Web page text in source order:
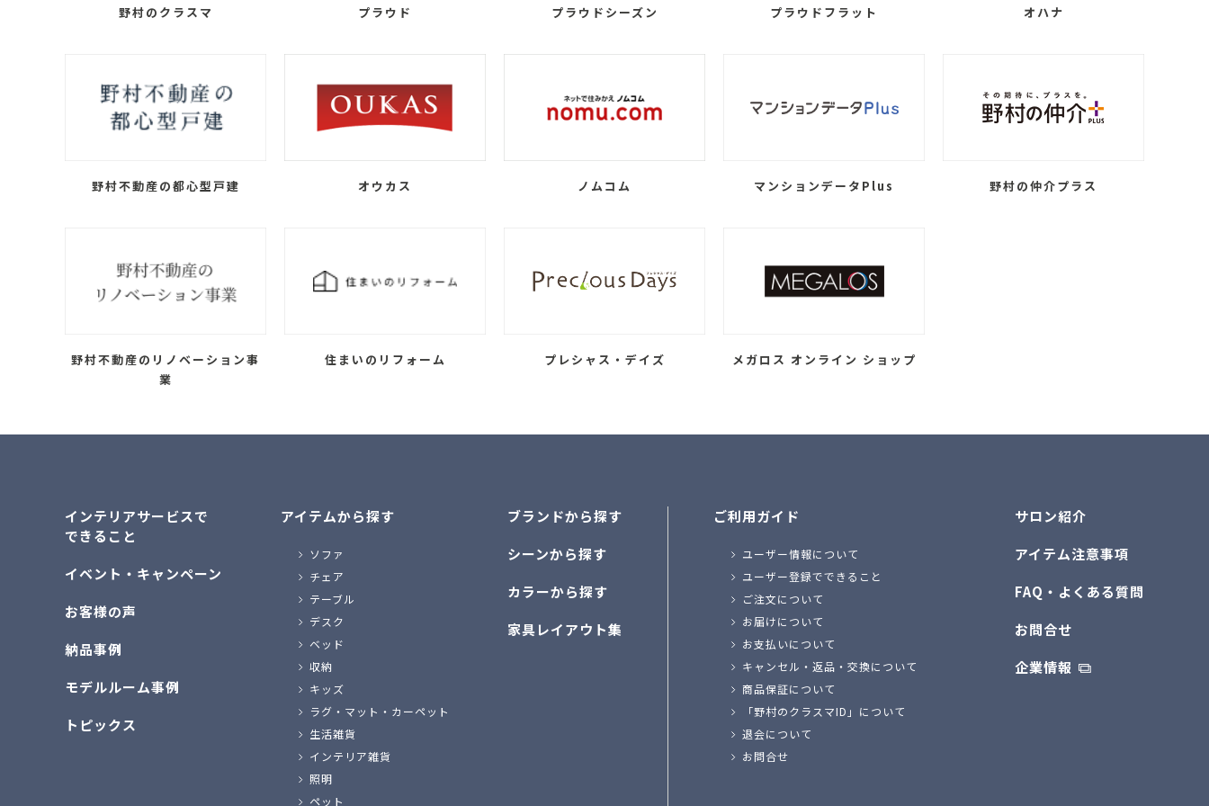
野村のクラスマ プラウド プラウドシーズン プラウドフラット オハナ
野村不動産の都心型戸建 オウカス ノムコム マンションデータPlus 野村の仲介プラス
野村不動産のリノベーション事
業
住まいのリフォーム プレシャス・デイズ メガロス オンライン ショップ
インテリアサービスで
できること
イベント・キャンペーン
お客様の声
納品事例
モデルルーム事例
トピックス
アイテムから探す
ソファ
チェア
テーブル
デスク
ベッド
収納
キッズ
ラグ・マット・カーペット
生活雑貨
インテリア雑貨
照明
ペット
ブランドから探す
シーンから探す
カラーから探す
家具レイアウト集
ご利用ガイド
ユーザー情報について
ユーザー登録でできること
ご注文について
お届けについて
お支払いについて
キャンセル・返品・交換について
商品保証について
「野村のクラスマID」について
退会について
お問合せ
サロン紹介
アイテム注意事項
FAQ・よくある質問
お問合せ
企業情報